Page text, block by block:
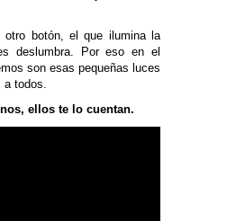
otro botón, el que ilumina la
deslumbra. Por eso en el
son esas pequeñas luces
a todos.
ellos te lo cuentan.